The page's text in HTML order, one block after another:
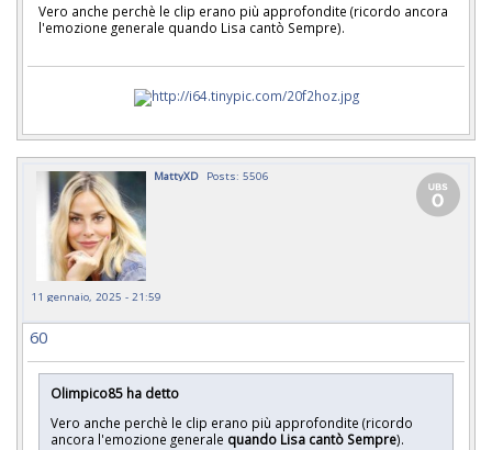
Vero anche perchè le clip erano più approfondite (ricordo ancora
l'emozione generale quando Lisa cantò Sempre).
MattyXD Posts: 5506
11 gennaio, 2025 - 21:59
60
Olimpico85 ha detto
Vero anche perchè le clip erano più approfondite (ricordo
ancora l'emozione generale quando Lisa cantò Sempre).